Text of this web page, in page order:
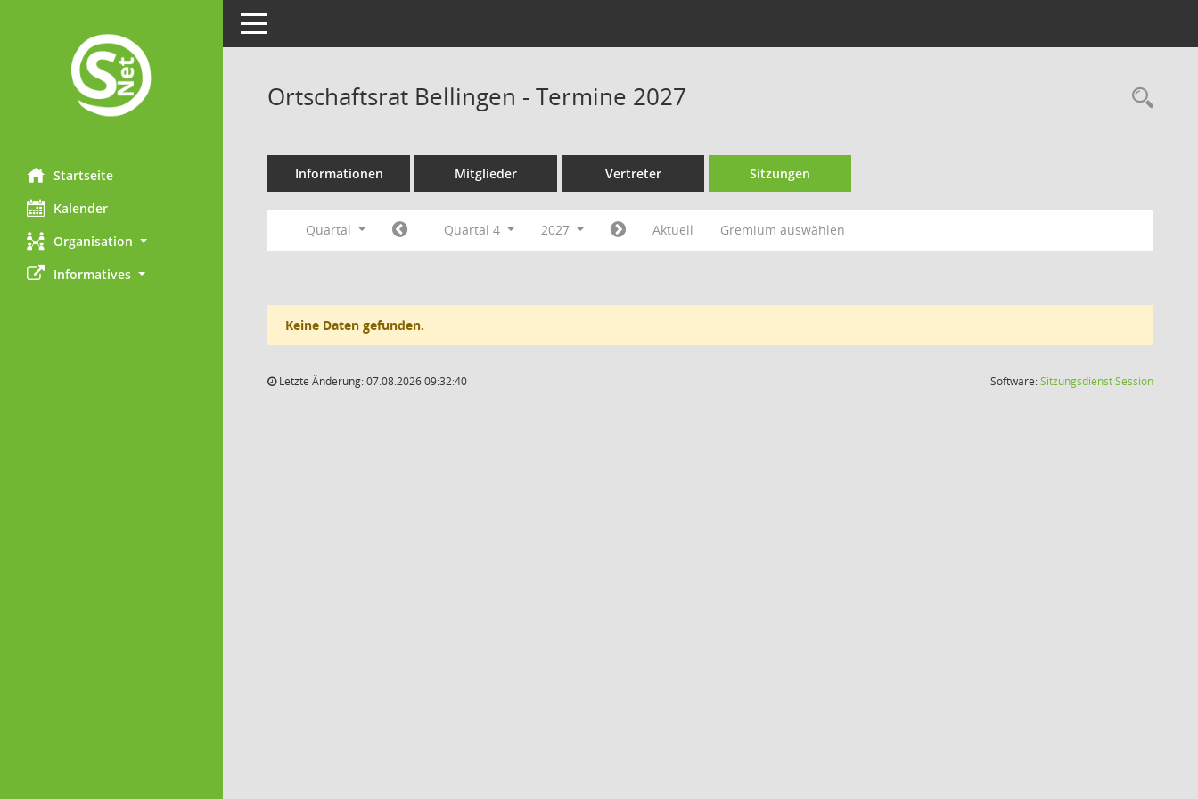
Startseite
Kalender
Organisation
Informatives
Toggle navigation
Ortschaftsrat Bellingen - Termine 2027
Informationen Mitglieder Vertreter Sitzungen
Quartal Quartal 4 2027 Aktuell Gremium auswählen
Keine Daten gefunden.
Letzte Änderung: 07.08.2026 09:32:40 Software:SitzungsdienstSession(Wird in